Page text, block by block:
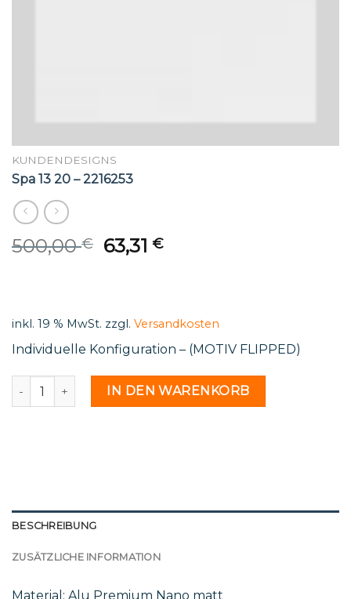
KUNDENDESIGNS
Spa 13 20 – 2216253
500,00€
Original
63,31€Current
inkl. 19 % MwSt. zzgl. Versandkosten
Individuelle Konfiguration – (MOTIV FLIPPED)
Spa 13 20 - 2216253 MengeIN DEN WARENKORB
BESCHREIBUNG
ZUSÄTZLICHE INFORMATION
Material: Alu Premium Nano matt